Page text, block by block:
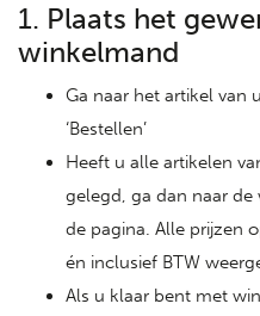
1. Plaats het
winkelmand
Ga naar het artikel van
‘Bestellen’
Heeft u alle artikelen
gelegd, ga dan naar
de pagina. Alle prijzen
én inclusief BTW
Als u klaar bent met